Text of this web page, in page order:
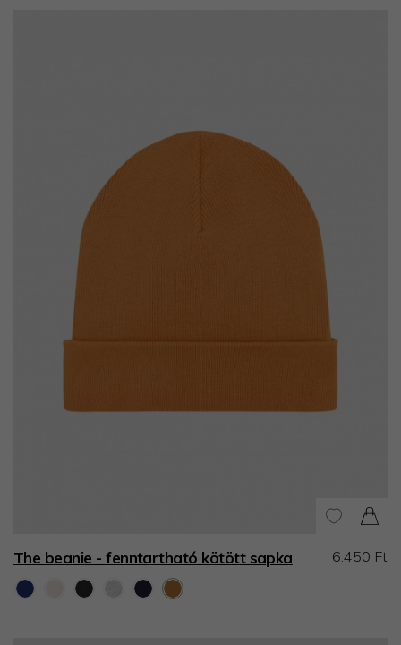
The beanie - fenntartható kötött sapka 6.450 Ft